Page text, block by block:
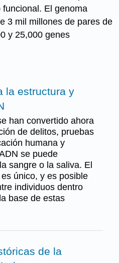
El genoma
3 mil millones de pares de
y 25,000 genes
la estructura y
han convertido ahora
de delitos, pruebas
humana y
se puede
sangre o la saliva. El
único, y es posible
individuos dentro
base de estas
de la